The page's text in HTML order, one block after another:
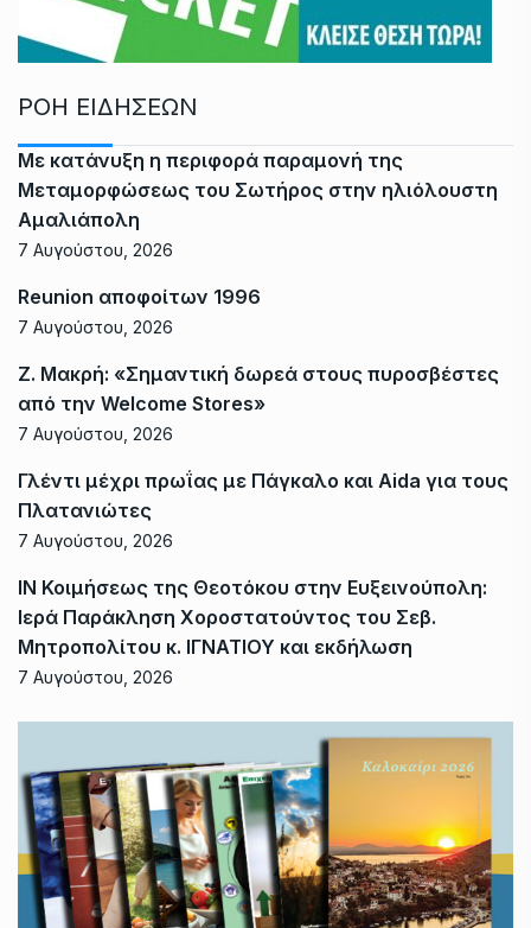
ΡΟΗ ΕΙΔΗΣΕΩΝ
Με κατάνυξη η περιφορά παραμονή της
Μεταμορφώσεως του Σωτήρος στην ηλιόλουστη
Αμαλιάπολη
7 Αυγούστου, 2026
Reunion αποφοίτων 1996
7 Αυγούστου, 2026
Ζ. Μακρή: «Σημαντική δωρεά στους πυροσβέστες
από την Welcome Stores»
7 Αυγούστου, 2026
Γλέντι μέχρι πρωΐας με Πάγκαλο και Aida για τους
Πλατανιώτες
7 Αυγούστου, 2026
ΙΝ Κοιμήσεως της Θεοτόκου στην Ευξεινούπολη:
Ιερά Παράκληση Χοροστατούντος του Σεβ.
Μητροπολίτου κ. ΙΓΝΑΤΙΟΥ και εκδήλωση
7 Αυγούστου, 2026